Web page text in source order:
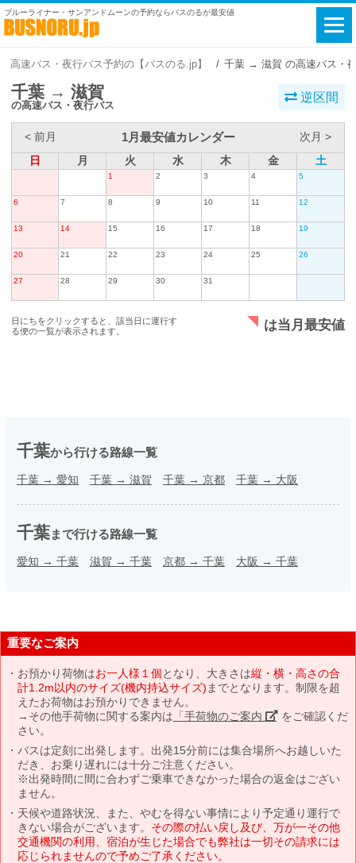
ブルーライナー・サンアンドムーンの予約ならバスのるが最安値
高速バス・夜行バス予約の【バスのる.jp】 千葉 → 滋賀 の高速バス・
千葉 → 滋賀
の高速バス・夜行バス
逆区間
< 前月 1月最安値カレンダー
次月 >
日
月 火 水 木 金 土
1 2 3 4 5
6 7 8 9 10 11 12
13 14 15 16 17 18 19
20 21 22 23 24 25 26
27 28 29 30 31
日にちをクリックすると、該当日に運行す
る便の一覧が表示されます。
は当月最安値
千葉から行ける路線一覧
千葉 → 愛知 千葉 → 滋賀 千葉 → 京都 千葉 → 大阪
千葉まで行ける路線一覧
愛知 → 千葉 滋賀 → 千葉 京都 → 千葉 大阪 → 千葉
重要なご案内
お預かり荷物はお一人様１個となり、大きさは縦・横・高さの合
計1.2m以内のサイズ(機内持込サイズ) までとなります。制限を超
えたお荷物はお預かりできません。
→その他手荷物に関する案内は 「手荷物のご案内」 をご確認くだ
さい。
バスは定刻に出発します。出発15分前には集合場所へお越しいた
だき、お乗り遅れには十分ご注意ください。
※出発時間に間に合わずご乗車できなかった場合の返金はござい
ません。
天候や道路状況、また、やむを得ない事情により予定通り運行で
きない場合がございます。 その際の払い戻し及び、万が一その他
交通機関の利用、宿泊が生じた場合でも弊社は一切その請求には
応じられませんので予めご了承ください。